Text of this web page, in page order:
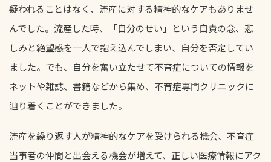
疑われることはなく、流産に対する精神的なケアもありませ
んでした。流産した時、「自分のせい」という自責の念、悲
しみと絶望感を一人で抱え込んでしまい、自分を否定してい
ました。でも、自分を奮い立たせて不育症についての情報を
ネットや雑誌、書籍などから集め、不育症専門クリニックに
辿り着くことができました。
流産を繰り返す人が精神的なケアを受けられる機会、不育症
当事者の仲間と出会える機会が増えて、正しい医療情報にアク